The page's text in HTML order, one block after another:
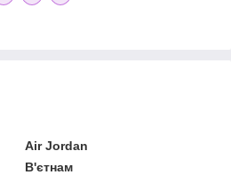
Air Jordan
В'єтнам